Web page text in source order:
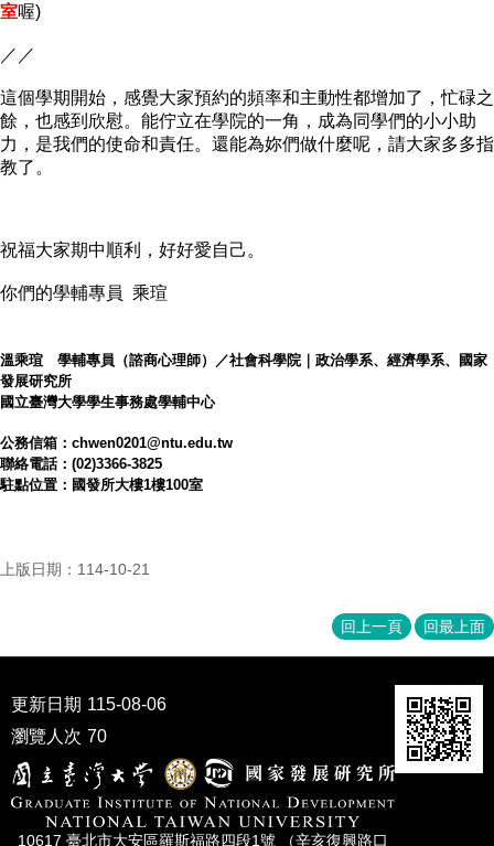
室喔)
／／
這個學期開始，感覺大家預約的頻率和主動性都增加了，忙碌之
餘，也感到欣慰。能佇立在學院的一角，成為同學們的小小助
力，是我們的使命和責任。還能為妳們做什麼呢，請大家多多指
教了。
祝福大家期中順利，好好愛自己。
你們的學輔專員 乘瑄
溫乘瑄 學輔專員（諮商心理師）／社會科學院｜政治學系、經濟學系、國家
發展研究所
國立臺灣大學學生事務處學輔中心
公務信箱： chwen0201@ntu.edu.tw
聯絡電話：(02)3366-3825
駐點位置：國發所大樓1樓100室
上版日期：114-10-21
回上一頁 回最上面
更新日期 115-08-06
瀏覽人次 70
10617 臺北市⼤安區羅斯福路四段1號 （辛亥復興路⼝